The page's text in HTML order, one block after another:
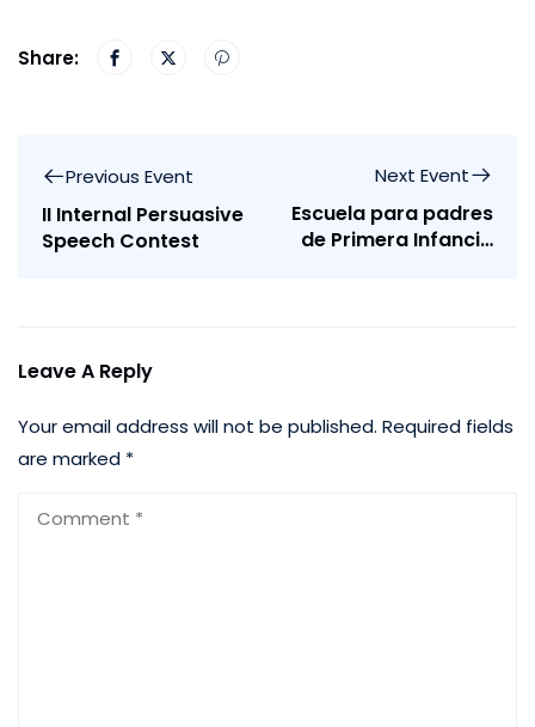
Share:
Previous Event
II Internal Persuasive
Speech Contest
Next Event
Escuela para padres
de Primera Infancia
Leave A Reply
Your email address will not be published. Required fields
are marked *